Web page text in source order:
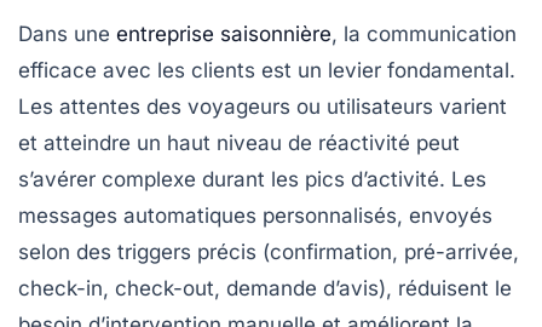
Dans une entreprise saisonnière, la communication
efficace avec les clients est un levier fondamental.
Les attentes des voyageurs ou utilisateurs varient
et atteindre un haut niveau de réactivité peut
s’avérer complexe durant les pics d’activité. Les
messages automatiques personnalisés, envoyés
selon des triggers précis (confirmation, pré-arrivée,
check-in, check-out, demande d’avis), réduisent le